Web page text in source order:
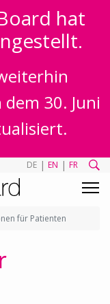
hat
30. Juni
DE | EN | FR
für Patienten